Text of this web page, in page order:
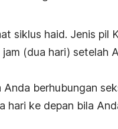
siklus haid. Jenis pil
(dua hari) setelah
berhubungan
hari ke depan bila